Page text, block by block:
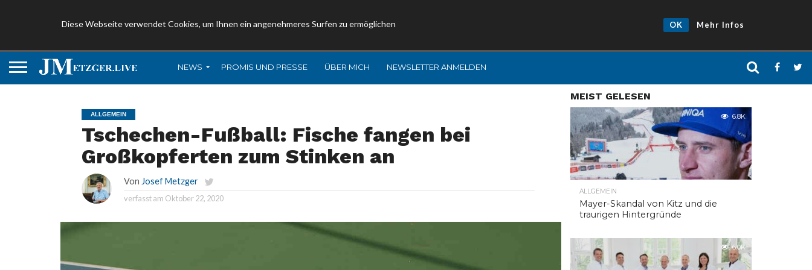
Diese Webseite verwendet Cookies, um Ihnen ein angenehmeres Surfen zu ermöglichen OK Mehr Infos
NEWS PROMIS UND PRESSE ÜBER MICH NEWSLETTER ANMELDEN
ALLGEMEIN
Tschechen-Fußball: Fische fangen bei
Großkopferten zum Stinken an
Von Josef Metzger
verfasst am Oktober 22, 2020
MEIST GELESEN
6.8K
ALLGEMEIN
Mayer-Skandal von Kitz und die
traurigen Hintergründe
6.0K